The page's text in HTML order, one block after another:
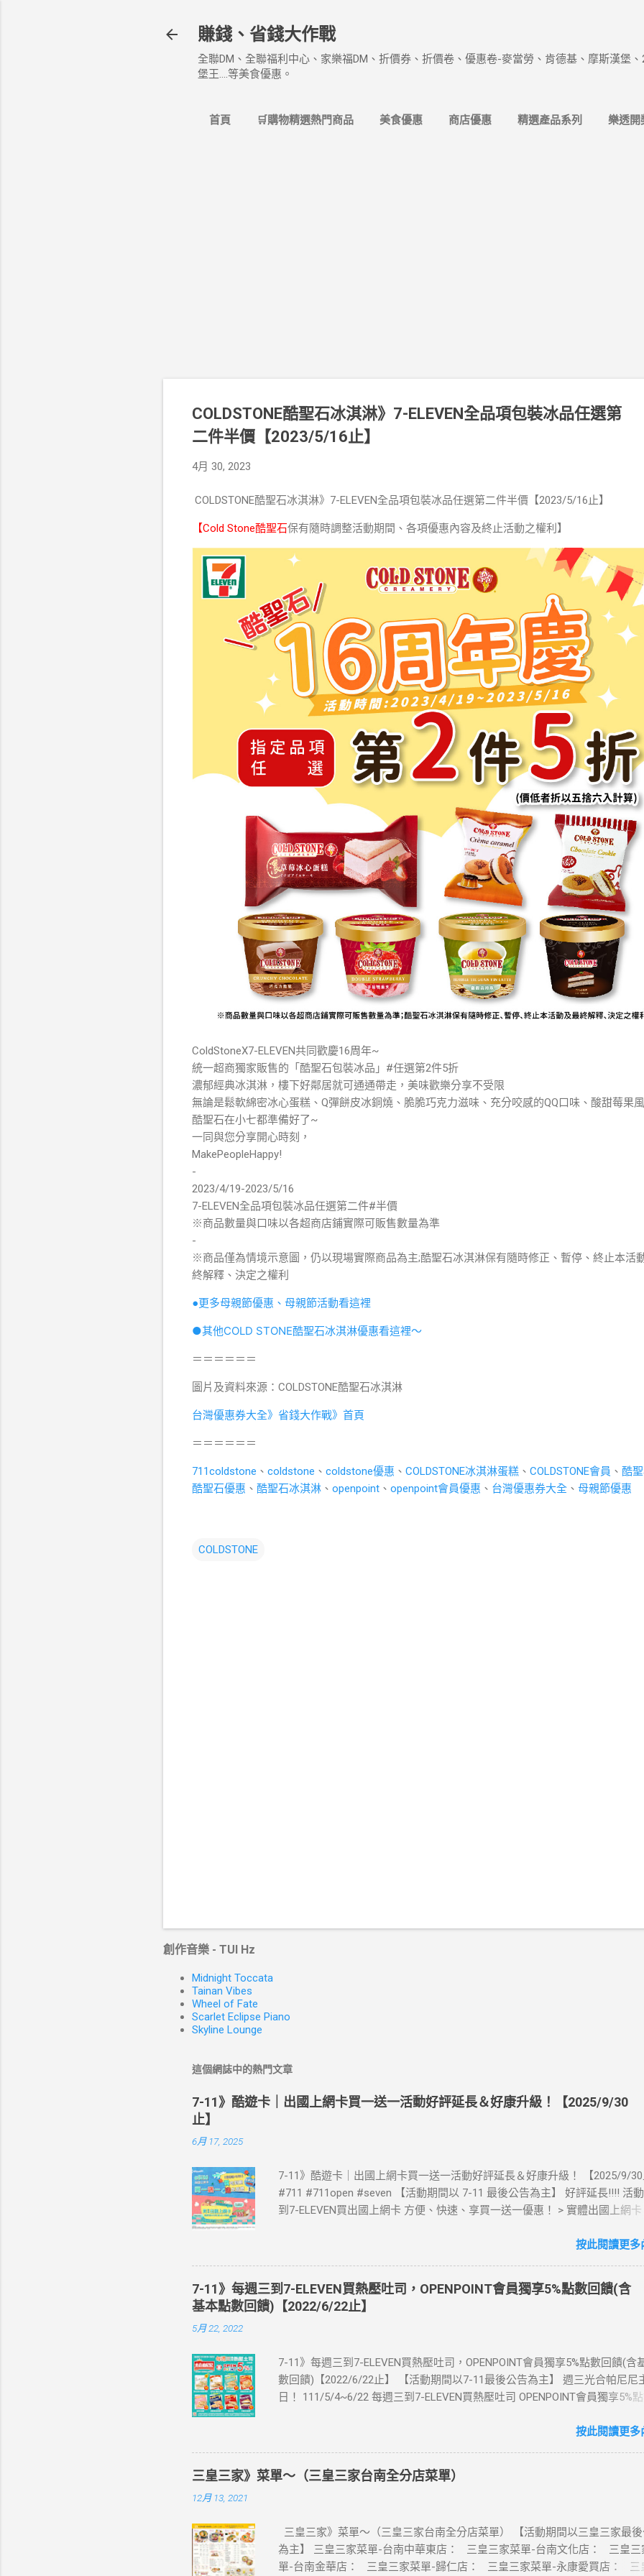
賺錢、省錢大作戰
全聯DM、全聯福利中心、家樂福DM、折價券、折價卷、優惠卷-麥當勞、肯德基、摩斯漢堡
堡王....等美食優惠。
首頁 🛒購物精選熱門商品 美食優惠 商店優惠 精選產品系列 樂透開
COLDSTONE酷聖石冰淇淋》7-ELEVEN全品項包裝冰品任選第
二件半價【2023/5/16止】
4月 30, 2023
COLDSTONE酷聖石冰淇淋》7-ELEVEN全品項包裝冰品任選第二件半價【2023/5/16止】
【Cold Stone酷聖石保有隨時調整活動期間、各項優惠內容及終止活動之權利】
ColdStoneX7-ELEVEN共同歡慶16周年~
統一超商獨家販售的「酷聖石包裝冰品」#任選第2件5折
濃郁經典冰淇淋，樓下好鄰居就可通通帶走，美味歡樂分享不受限
無論是鬆軟綿密冰心蛋糕、Q彈餅皮冰銅燒、脆脆巧克力滋味、充分咬感的QQ口味、酸甜莓果
酷聖石在小七都準備好了~
一同與您分享開心時刻，
MakePeopleHappy!
-
2023/4/19-2023/5/16
7-ELEVEN全品項包裝冰品任選第二件#半價
※商品數量與口味以各超商店鋪實際可販售數量為準
-
※商品僅為情境示意圖，仍以現場實際商品為主;酷聖石冰淇淋保有隨時修正、暫停、終止本活
終解釋、決定之權利
●更多母親節優惠、母親節活動看這裡
●其他COLD STONE酷聖石冰淇淋優惠看這裡～
＝＝＝＝＝＝
圖片及資料來源：COLDSTONE酷聖石冰淇淋
台灣優惠券大全》省錢大作戰》首頁
＝＝＝＝＝＝
711coldstone 、 coldstone 、 coldstone優惠 、 COLDSTONE冰淇淋蛋糕 、 COLDSTONE會員 、 酷
酷聖石優惠 、 酷聖石冰淇淋 、 openpoint 、 openpoint會員優惠 、 台灣優惠券大全 、 母親節優惠
COLDSTONE
創作音樂 - TUI Hz
Midnight Toccata
Tainan Vibes
Wheel of Fate
Scarlet Eclipse Piano
Skyline Lounge
這個網誌中的熱門文章
7-11》酷遊卡｜出國上網卡買一送一活動好評延長＆好康升級！【2025/9/30
止】
6月 17, 2025
7-11》酷遊卡｜出國上網卡買一送一活動好評延長＆好康升級！ 【2025/9/
#711 #711open #seven 【活動期間以 7-11 最後公告為主】 好評延長!!!! 活
到7-ELEVEN買出國上網卡 方便、快速、享買一送一優惠！ > 實體出國上網
站登錄 【點我登錄】 ) > eSIM出國上網卡：好康升級！購買eSIM「吃到飽」
📣 再也不怕忘記買上網卡啦～快跟你要出國的朋友說～速速來超商買省錢又
·活動詳情：好康優惠看這邊 【點我看好康優惠】 ·eSIM ibon 購買教學 【點
教學】 📲 全球上網首選，速度穩定，落地秒連上網 🌏 日、韓、東南亞、中
eSIM適用機型： ※注意：裝置支援型號可能因各區域販售而有差異，請自行
裝置是否可使用eSIM ●用撥號按鍵撥打「*#06#」，如出現 EID 的條碼或文
示您的手機支援 eSIM 功能。 ●不支援鎖卡機、平板、電信業者客製機、網路
1.iPhone 16 以上系列 2.iPhone 15 3.iPhone 14 4.iPhone 13 5.iPhone 12
7.iPhone XS Max、iPhone XS、iPhone XR 8.iPhone SE 2、iPhone SE 3 【
1.Pixel 7 Pro、Pixel 7 或後續機型 2.Pixel 6a、Pixel 6 Pro、Pixel 6 3.Pixel 5
4a(5G)、Pixel 4a、Pixel 4 XL、Pixel 4 5.Pixel 3a 【Samsung】限台灣販售
按此閱讀更多
7-11》每週三到7-ELEVEN買熱壓吐司，OPENPOINT會員獨享5%點數回饋(含
基本點數回饋)【2022/6/22止】
5月 22, 2022
7-11》每週三到7-ELEVEN買熱壓吐司，OPENPOINT會員獨享5%點數回饋(含
數回饋)【2022/6/22止】 【活動期間以7-11最後公告為主】 週三光合帕尼尼
日！ 111/5/4~6/22 每週三到7-ELEVEN買熱壓吐司 OPENPOINT會員獨享5%
編推薦！ 丹麥鮪魚起司 多層丹麥吐司，熱壓後口感酥脆，搭配經典鮪魚起司
評回購 注意事項 1.本優惠不得與其他優惠並行。商品數量以各門市實際可販
為準。 2.活動期間OPENPOINT會員需報手機號碼/出示會員條碼，或以已綁定
icash恕不享本活動優惠。 3.本活動不適用隨取卡、咖啡卡、商品卡、提貨卡
開心卡、商品兌換券、折價券、i禮贈、退空瓶、自帶杯折扣，且僅限統一超
交易(不含X-STORE及特殊店、智FUN機)，i預購/i划算/外送服務/行動隨時取/
按此閱讀更多
三皇三家》菜單～（三皇三家台南全分店菜單）
12月 13, 2021
三皇三家》菜單～（三皇三家台南全分店菜單） 【活動期間以三皇三家最
為主】 三皇三家菜單-台南中華東店： 三皇三家菜單-台南文化店： 三皇三
單-台南金華店： 三皇三家菜單-歸仁店： 三皇三家菜單-永康愛買店： 三